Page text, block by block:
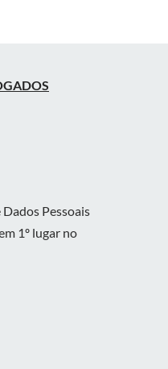
Pessoais
1º lugar no